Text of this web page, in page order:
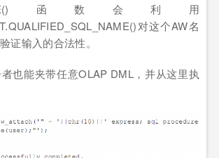
函数会利用
对这个AW名
证输入的合法性。
也能夹带任意OLAP DML，并从这里执